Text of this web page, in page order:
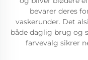
bevarer deres
vaskerunder. Det
både daglig brug og
farvevalg sikrer